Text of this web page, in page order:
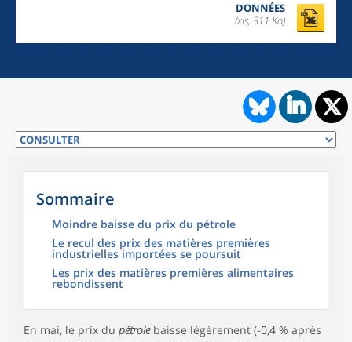
DONNÉES
(xls, 311 Ko)
Sommaire
Moindre baisse du prix du pétrole
Le recul des prix des matières premières
industrielles importées se poursuit
Les prix des matières premières alimentaires
rebondissent
En mai, le prix du pétrole baisse légèrement (-0,4 % après